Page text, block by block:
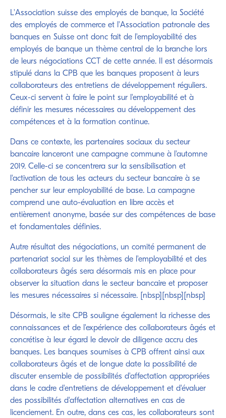
L'Association suisse des employés de banque, la Société
des employés de commerce et l'Association patronale des
banques en Suisse ont donc fait de l'employabilité des
employés de banque un thème central de la branche lors
de leurs négociations CCT de cette année. Il est désormais
stipulé dans la CPB que les banques proposent à leurs
collaborateurs des entretiens de développement réguliers.
Ceux-ci servent à faire le point sur l'employabilité et à
définir les mesures nécessaires au développement des
compétences et à la formation continue.
Dans ce contexte, les partenaires sociaux du secteur
bancaire lanceront une campagne commune à l'automne
2019. Celle-ci se concentrera sur la sensibilisation et
l'activation de tous les acteurs du secteur bancaire à se
pencher sur leur employabilité de base. La campagne
comprend une auto-évaluation en libre accès et
entièrement anonyme, basée sur des compétences de base
et fondamentales définies.
Autre résultat des négociations, un comité permanent de
partenariat social sur les thèmes de l'employabilité et des
collaborateurs âgés sera désormais mis en place pour
observer la situation dans le secteur bancaire et proposer
les mesures nécessaires si nécessaire. [nbsp][nbsp][nbsp]
Désormais, le site CPB souligne également la richesse des
connaissances et de l'expérience des collaborateurs âgés et
concrétise à leur égard le devoir de diligence accru des
banques. Les banques soumises à CPB offrent ainsi aux
collaborateurs âgés et de longue date la possibilité de
discuter ensemble de possibilités d'affectation appropriées
dans le cadre d'entretiens de développement et d'évaluer
des possibilités d'affectation alternatives en cas de
licenciement. En outre, dans ces cas, les collaborateurs sont